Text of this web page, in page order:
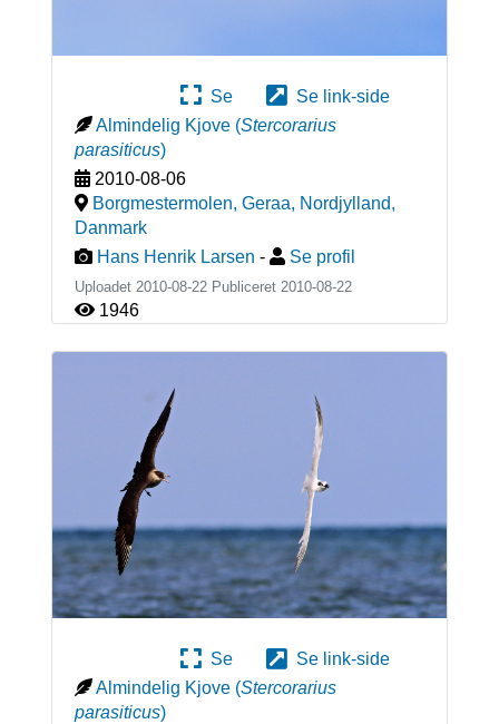
Se
Se link-side
Almindelig Kjove (Stercorarius
parasiticus)
2010-08-06
Borgmestermolen, Geraa, Nordjylland,
Danmark
Hans Henrik Larsen - Se profil
Uploadet 2010-08-22 Publiceret 2010-08-22
1946
Se
Se link-side
Almindelig Kjove (Stercorarius
parasiticus)